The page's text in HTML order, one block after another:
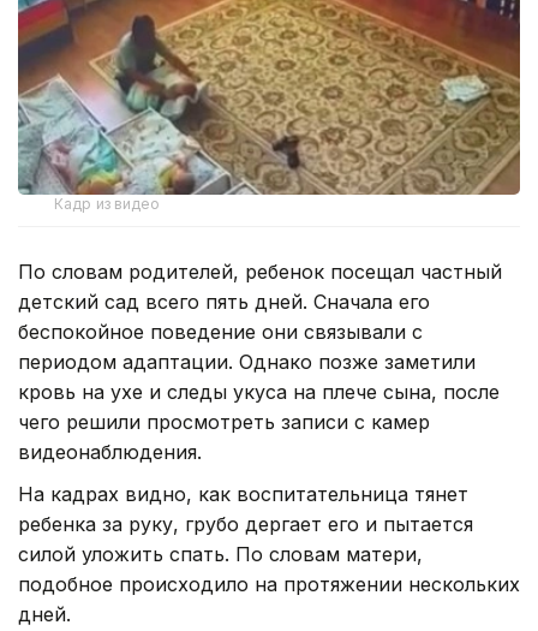
Кадр из видео
По словам родителей, ребенок посещал частный
детский сад всего пять дней. Сначала его
беспокойное поведение они связывали с
периодом адаптации. Однако позже заметили
кровь на ухе и следы укуса на плече сына, после
чего решили просмотреть записи с камер
видеонаблюдения.
На кадрах видно, как воспитательница тянет
ребенка за руку, грубо дергает его и пытается
силой уложить спать. По словам матери,
подобное происходило на протяжении нескольких
дней.